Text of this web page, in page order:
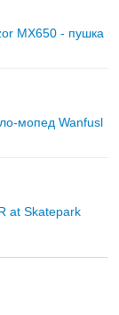
MX650 - пушка
мопед Wanfusl
at Skatepark